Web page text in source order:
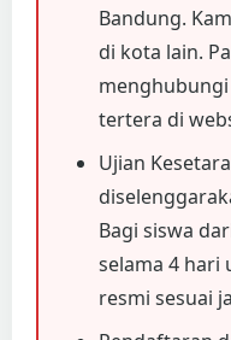
Bandung.
di kota lain.
tertera di
Ujian
Bagi siswa
selama 4 hari
resmi sesuai